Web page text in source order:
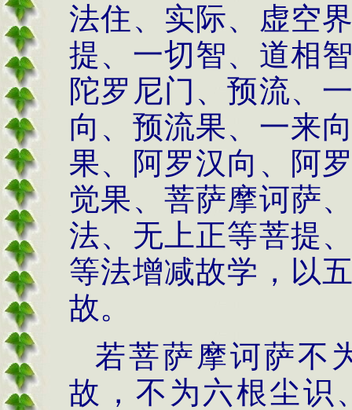
法住、实际、虚空
提、一切智、道相
陀罗尼门、预流、
向、预流果、一来
果、阿罗汉向、阿
觉果、菩萨摩诃萨
法、无上正等菩提
等法增减故学，以
故。
若菩萨摩诃萨不
故，不为六根尘识